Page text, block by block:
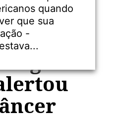
que
quando
que sua
-